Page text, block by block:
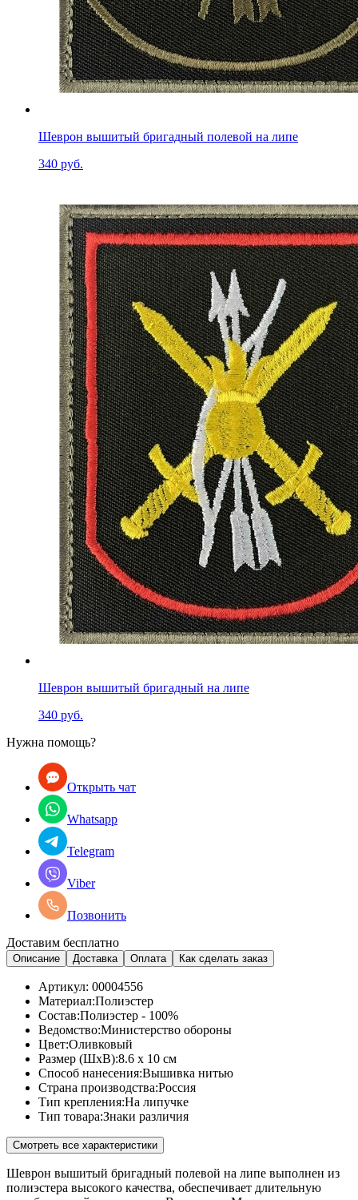
Шеврон вышитый бригадный полевой на липе
340 руб.
Шеврон вышитый бригадный на липе
340 руб.
Нужна помощь?
Открыть чат
Whatsapp
Telegram
Viber
Позвонить
Доставим бесплатно
Описание Доставка Оплата Как сделать заказ
Артикул: 00004556
Материал:Полиэстер
Состав:Полиэстер - 100%
Ведомство:Министерство обороны
Цвет:Оливковый
Размер (ШхВ):8.6 x 10 см
Способ нанесения:Вышивка нитью
Страна производства:Россия
Тип крепления:На липучке
Тип товара:Знаки различия
Смотреть все характеристики
Шеврон вышитый бригадный полевой на липе выполнен из
полиэстера высокого качества, обеспечивает длительную